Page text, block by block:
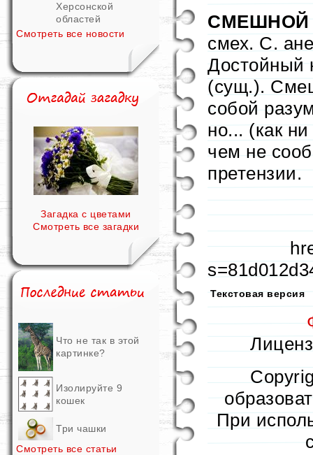
Херсонской
областей
Смотреть все новости
Загадка с цветами
Смотреть все загадки
Что не так в этой
картинке?
Изолируйте 9
кошек
Три чашки
Смотреть все статьи
СМЕШНОЙ
смех. С.
Достойный
(сущ.).
собой
но... (как
чем не
претензии.
Текстовая версия
При